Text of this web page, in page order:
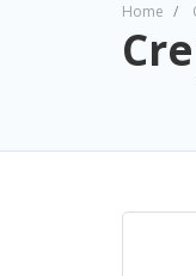
Home